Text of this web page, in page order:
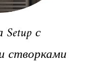
с
створками